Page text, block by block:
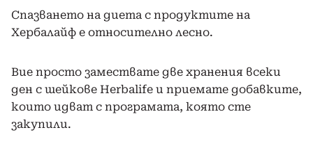
Спазването на диета с продуктите на
Хербалайф е относително лесно.
Вие просто замествате две хранения всеки
ден с шейкове Herbalife и приемате добавките,
които идват с програмата, която сте
закупили.